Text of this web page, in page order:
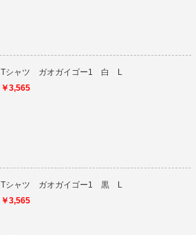
Tシャツ ガオガイゴー1 白 L
￥3,565
Tシャツ ガオガイゴー1 黒 L
￥3,565